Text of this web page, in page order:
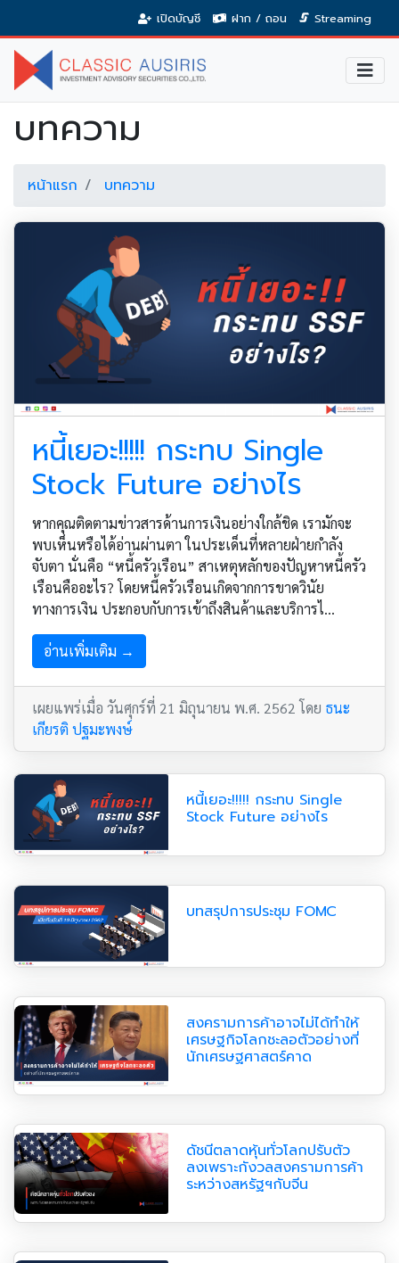
เปิดบัญชี ฝาก / ถอน Streaming
บทความ
หน้าแรก บทความ
หนี้เยอะ!!!!! กระทบ Single
Stock Future อย่างไร
หากคุณติดตามข่าวสารด้านการเงินอย่างใกล้ชิด เรามักจะ
พบเห็นหรือได้อ่านผ่านตา ในประเด็นที่หลายฝ่ายกำลัง
จับตา นั่นคือ “หนี้ครัวเรือน” สาเหตุหลักของปัญหาหนี้ครัว
เรือนคืออะไร? โดยหนี้ครัวเรือนเกิดจากการขาดวินัย
ทางการเงิน ประกอบกับการเข้าถึงสินค้าและบริการไ...
อ่านเพิ่มเติม →
เผยแพร่เมื่อ วันศุกร์ที่ 21 มิถุนายน พ.ศ. 2562 โดย ธนะ
เกียรติ ปฐมะพงษ์
หนี้เยอะ!!!!! กระทบ Single
Stock Future อย่างไร
บทสรุปการประชุม FOMC
สงครามการค้าอาจไม่ได้ทำให้
เศรษฐกิจโลกชะลอตัวอย่างที่
นักเศรษฐศาสตร์คาด
ดัชนีตลาดหุ้นทั่วโลกปรับตัว
ลงเพราะกังวลสงครามการค้า
ระหว่างสหรัฐฯกับจีน